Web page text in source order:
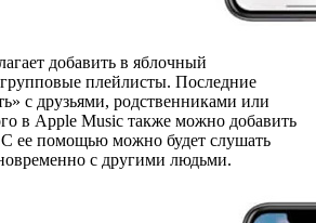
добавить в яблочный
плейлисты. Последние
с друзьями, родственниками или
в Apple Music также можно добавить
ее помощью можно будет слушать
с другими людьми.